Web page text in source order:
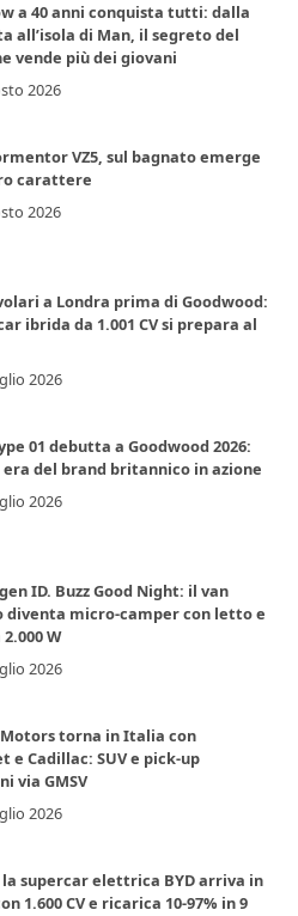
a 40 anni conquista tutti: dalla
all’isola di Man, il segreto del
vende più dei giovani
2026
VZ5, sul bagnato emerge
carattere
2026
a Londra prima di Goodwood:
ibrida da 1.001 CV si prepara al
2026
01 debutta a Goodwood 2026:
era del brand britannico in azione
2026
ID. Buzz Good Night: il van
micro-camper con letto e
W
2026
torna in Italia con
e Cadillac: SUV e pick-up
via GMSV
2026
la supercar elettrica BYD arriva in
1.600 CV e ricarica 10-97% in 9